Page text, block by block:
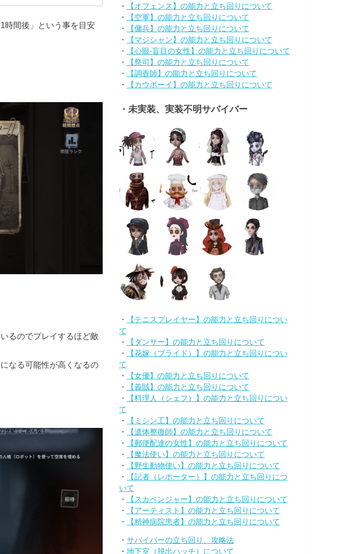
時間後」という事を目安
るのでプレイするほど敵
なる可能性が高くなるの
・
【オフェンス】の能力と立ち回りについて
・
【空軍】の能力と立ち回りについて
・
【傭兵】の能力と立ち回りについて
・
【マジシャン】の能力と立ち回りについて
・
【心眼-盲目の女性】の能力と立ち回りについて
・
【祭司】の能力と立ち回りについて
・
【調香師】の能力と立ち回りについて
・
【カウボーイ】の能力と立ち回りについて
・未実装、実装不明サバイバー
・
【テニスプレイヤー】の能力と立ち回りについ
て
・
【ダンサー】の能力と立ち回りについて
・
【花嫁（ブライド）】の能力と立ち回りについ
て
・
【女優】の能力と立ち回りについて
・
【義賊】の能力と立ち回りについて
・
【料理人（シェフ）】の能力と立ち回りについ
て
・
【ミシン工】の能力と立ち回りについて
・
【遺体整復師】の能力と立ち回りについて
・
【郵便配達の女性】の能力と立ち回りについて
・
【魔法使い】の能力と立ち回りについて
・
【野生動物使い】の能力と立ち回りについて
・
【記者（レポーター）】の能力と立ち回りにつ
いて
・
【スカベンジャー】の能力と立ち回りについて
・
【アーティスト】の能力と立ち回りについて
・
【精神病院患者】の能力と立ち回りについて
・ サバイバーの立ち回り、攻略法
・ 地下室（脱出ハッチ）について